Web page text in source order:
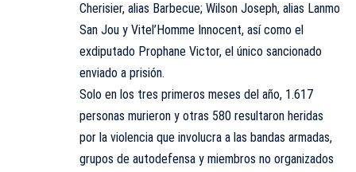
Cherisier, alias Barbecue; Wilson Joseph, alias Lanmo
San Jou y Vitel’Homme Innocent, así como el
exdiputado Prophane Victor, el único sancionado
enviado a prisión.
Solo en los tres primeros meses del año, 1.617
personas murieron y otras 580 resultaron heridas
por la violencia que involucra a las bandas armadas,
grupos de autodefensa y miembros no organizados